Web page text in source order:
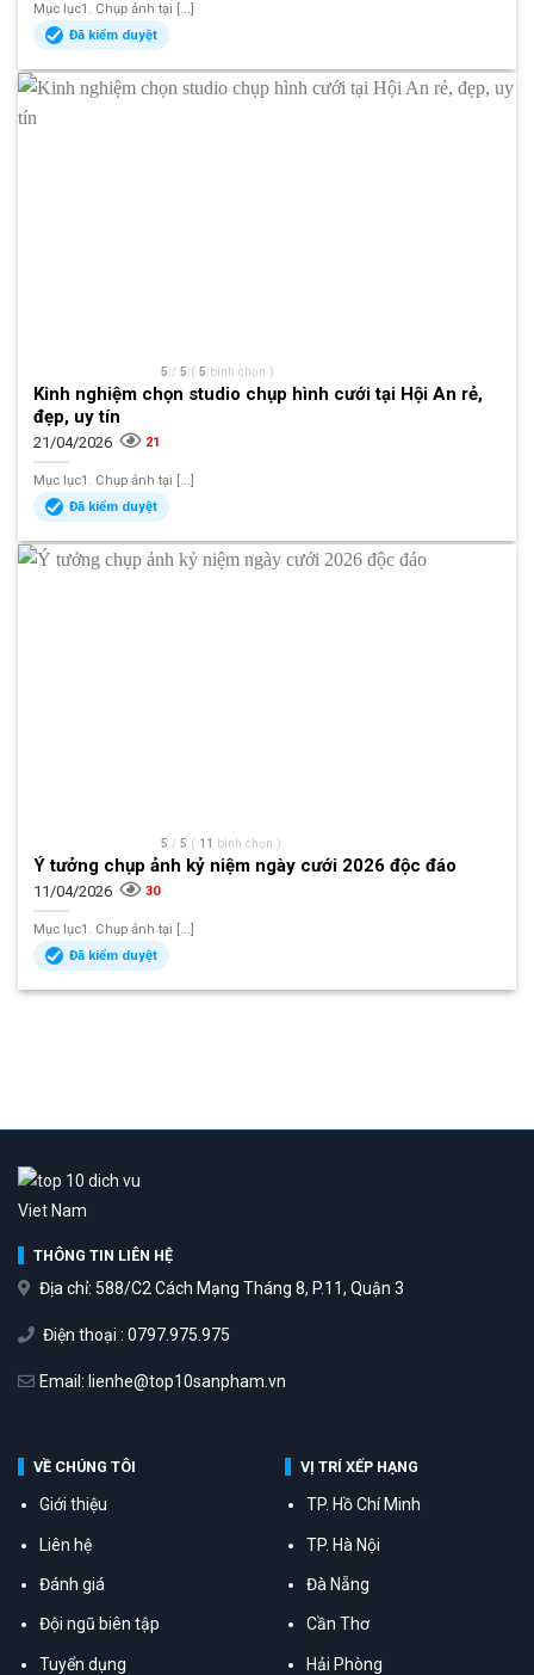
Mục lục1. Chụp ảnh tại [...]
Đã kiểm duyệt
5 / 5 ( 5 bình chọn )
Kinh nghiệm chọn studio chụp hình cưới tại Hội An rẻ,
đẹp, uy tín
21/04/2026 21
Mục lục1. Chụp ảnh tại [...]
Đã kiểm duyệt
5 / 5 ( 11 bình chọn )
Ý tưởng chụp ảnh kỷ niệm ngày cưới 2026 độc đáo
11/04/2026 30
Mục lục1. Chụp ảnh tại [...]
Đã kiểm duyệt
THÔNG TIN LIÊN HỆ
Địa chỉ: 588/C2 Cách Mạng Tháng 8, P.11, Quận 3
Điện thoại : 0797.975.975
Email: lienhe@top10sanpham.vn
VỀ CHÚNG TÔI
Giới thiệu
Liên hệ
Đánh giá
Đội ngũ biên tập
Tuyển dụng
VỊ TRÍ XẾP HẠNG
TP. Hồ Chí Minh
TP. Hà Nội
Đà Nẵng
Cần Thơ
Hải Phòng